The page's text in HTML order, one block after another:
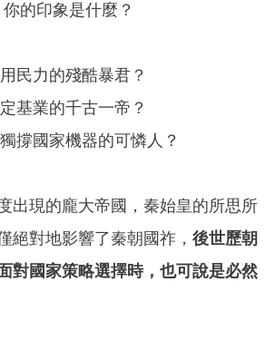
的印象是什麼？
民力的殘酷暴君？
基業的千古一帝？
撐國家機器的可憐人？
出現的龐大帝國，秦始皇的所思所
絕對地影響了秦朝國祚， 後世歷朝
對國家策略選擇時，也可說是必然